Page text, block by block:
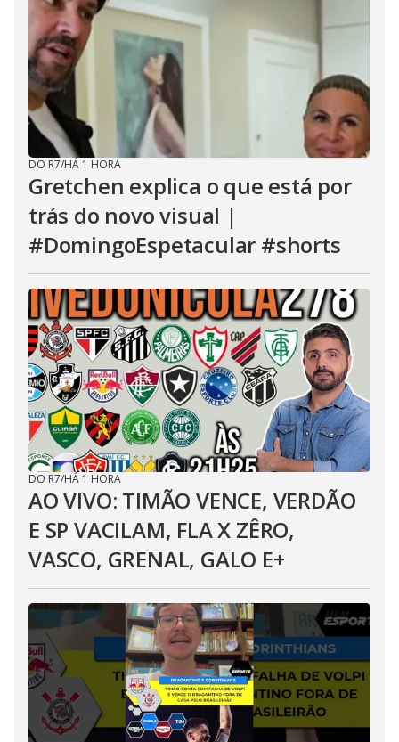
DO R7/HÁ 1 HORA
Gretchen explica o que está por
trás do novo visual |
#DomingoEspetacular #shorts
DO R7/HÁ 1 HORA
AO VIVO: TIMÃO VENCE, VERDÃO
E SP VACILAM, FLA X ZÊRO,
VASCO, GRENAL, GALO E+